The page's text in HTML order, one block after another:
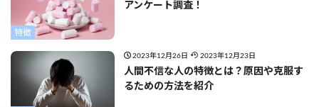
特徴
アンケート調査！
2023年12月26日 2023年12月23日
人間不信な人の特徴とは？原因や克服す
るための方法を紹介